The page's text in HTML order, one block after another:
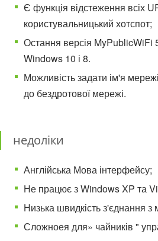
Є функція відстеження всіх
користувальницький хотспот;
Остання версія MyPublicWiFi
Windows 10 і 8.
Можливість задати ім'я
до бездротової мережі.
недоліки
Англійська Мова інтерфейсу;
Не працює з Windows XP та
Низька швидкість з'єднання
Сложноея для» чайників "